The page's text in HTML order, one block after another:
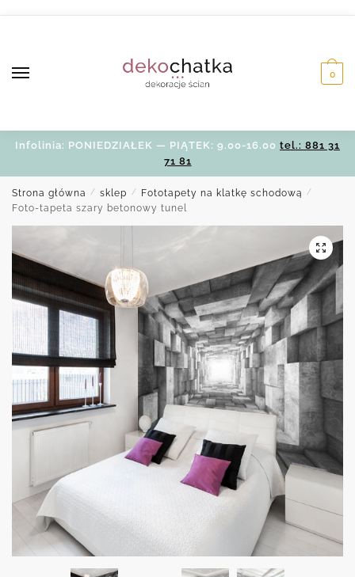
0
Infolinia: PONIEDZIAŁEK — PIĄTEK: 9.00-16.00 tel.: 881 31
71 81
Strona główna / sklep / Fototapety na klatkę schodową /
Foto-tapeta szary betonowy tunel